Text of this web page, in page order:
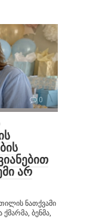
0
არ
ნათქვამი
ქმარმა, ბენმა,